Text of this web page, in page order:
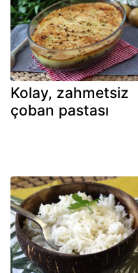
Kolay, zahmetsiz
çoban pastası